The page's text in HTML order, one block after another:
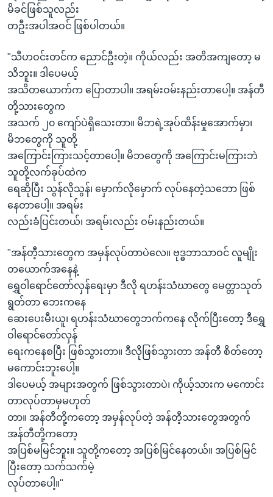
မိခင်ဖြစ်သူလည်း
တဦးအပါအဝင် ဖြစ်ပါတယ်။
"သီဟဝင်းတင်က ညောင်ဦးတဲ့။ ကိုယ်လည်း အတိအကျတော့ မ
သိဘူး။ ဒါပေမယ့်
အသိတယောက်က ပြောတာပါ။ အရမ်းဝမ်းနည်းတာပေါ့။ အန်တီ
တို့သားတွေက
အသက် ၂၀ ကျော်ပဲရှိသေးတာ။ မိဘရဲ့အုပ်ထိန်းမှုအောက်မှာ၊
မိဘတွေကို သူတို့
အကြောင်းကြားသင့်တာပေါ့။ မိဘတွေကို အကြောင်းမကြားဘဲ
သူတို့လက်ခုပ်ထဲက
ရေဆိုပြီး သွန်လိုသွန်၊ မှောက်လိုမှောက် လုပ်နေတဲ့သဘော ဖြစ်
နေတာပေါ့။ အရမ်း
လည်းခံပြင်းတယ်၊ အရမ်းလည်း ဝမ်းနည်းတယ်။
"အန်တီ့သားတွေက အမှန်လုပ်တာပဲလေ။ ဗုဒ္ဓဘာသာဝင် လူမျိုး
တယောက်အနေနဲ့
ရွှေဝါရောင်တော်လှန်ရေးမှာ ဒီလို ရဟန်းသံဃာတွေ မေတ္တာသုတ်
ရွတ်တာ ဘေးကနေ
ဆေးပေးမီးယူ၊ ရဟန်းသံဃာတွေဘက်ကနေ လိုက်ပြီးတော့ ဒီရွှေ
ဝါရောင်တော်လှန်
ရေးကနေစပြီး ဖြစ်သွားတာ။ ဒီလိုဖြစ်သွားတာ အန်တီ စိတ်တော့
မကောင်းဘူးပေါ့။
ဒါပေမယ့် အများအတွက် ဖြစ်သွားတာပဲ၊ ကိုယ့်သားက မကောင်း
တာလုပ်တာမှမဟုတ်
တာ။ အန်တီတို့ကတော့ အမှန်လုပ်တဲ့ အန်တီ့သားတွေအတွက်
အန်တီတို့ကတော့
အပြစ်မမြင်ဘူး။ သူတို့ကတော့ အပြစ်မြင်နေတယ်။ အပြစ်မြင်
ပြီးတော့ သက်သက်မဲ့
လုပ်တာပေါ့။"